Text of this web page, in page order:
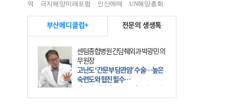
역
극지해양미래포럼 인신매매 UN해양총회
부산메디클럽+ 전문의 생생톡
센텀종합병원 간담췌외과 박광민 의
무원장
고난도 ‘간문부 담관암’ 수술…높은
숙련도와 협진 필수
간문부 담관암(클라츠킨 종양)은 좌
우 간에서 나오는, 담관(담즙 배출 경